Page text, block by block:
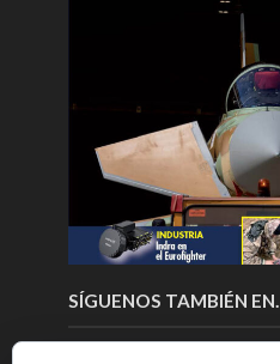
SÍGUENOS TAMBIÉN EN…